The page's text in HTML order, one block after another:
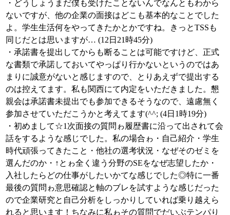
・どうしょうまだ僕も受けたことないんでなんともわから
ないですが、他の企業の面接はどこも基本的なことでした
よ。学生生活何をやってきたかとかですね。きっとTSSも
同じだとは思いますが… (12日21時45分)
・承諾書を提出してからも断ることは可能ですけど、正式
な書類で承諾しておいてやっぱり行かないというのではあ
まりに誠意がないと感じますので、とりあえずで提出する
のは控えてます。私も関西にて内定をいただきました。懇
親会は承諾書未提出でも参加できるそうなので、遠慮無く
参加させていただこうかと考えてます(^^; (4日1時19分)
・初めまして☆1次面接の質問ゎ履歴書に沿って出されて会
話をするような感じでした。私の場合ゎ・自己紹介・学生
時代頑張ってきたこと・他社の選考状況・なぜそのゼミを
選んだのか・↑とゎ全く違う分野のSEをなぜ志望したか・
入社したらどの仕事がしたいかてな感じでした◎特に一番
最後の質問ゎ意思確認と軸のブレを試すような感じだった
ので企業研究と自己分析をしっかりしていれば乗り越えら
れると思います！ちなみに私ゎその質問でだいぶテンパり